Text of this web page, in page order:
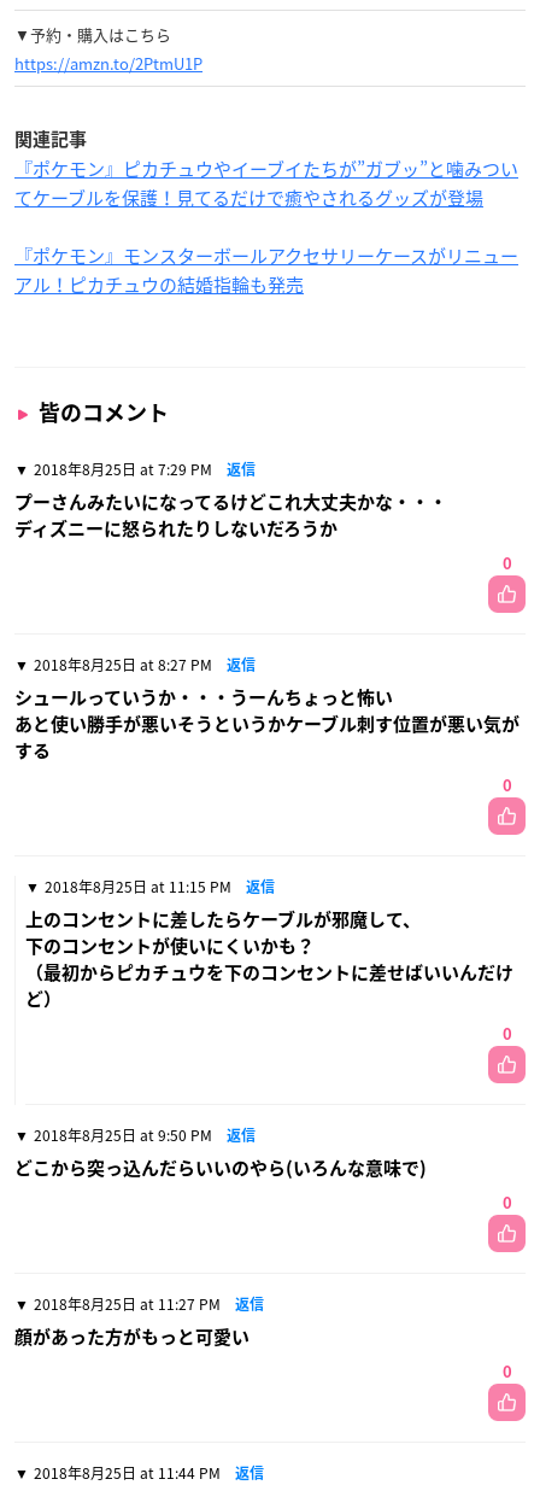
▼予約・購入はこちら
https://amzn.to/2PtmU1P
関連記事
『ポケモン』ピカチュウやイーブイたちが”ガブッ”と噛みつい
てケーブルを保護！見てるだけで癒やされるグッズが登場
『ポケモン』モンスターボールアクセサリーケースがリニュー
アル！ピカチュウの結婚指輪も発売
皆のコメント
2018年8月25日 at 7:29 PM 返信
プーさんみたいになってるけどこれ大丈夫かな・・・
ディズニーに怒られたりしないだろうか
0
2018年8月25日 at 8:27 PM 返信
シュールっていうか・・・うーんちょっと怖い
あと使い勝手が悪いそうというかケーブル刺す位置が悪い気が
する
0
2018年8月25日 at 11:15 PM 返信
上のコンセントに差したらケーブルが邪魔して、
下のコンセントが使いにくいかも？
（最初からピカチュウを下のコンセントに差せばいいんだけ
ど）
0
2018年8月25日 at 9:50 PM 返信
どこから突っ込んだらいいのやら(いろんな意味で)
0
2018年8月25日 at 11:27 PM 返信
顔があった方がもっと可愛い
0
2018年8月25日 at 11:44 PM 返信